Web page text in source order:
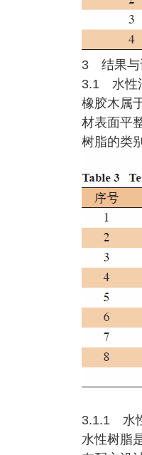
3 结果与
3.1 水性
橡胶木属
材表面平
树脂的类
3.1.1 水
水性树脂